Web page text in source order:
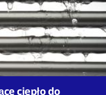
ciepło do